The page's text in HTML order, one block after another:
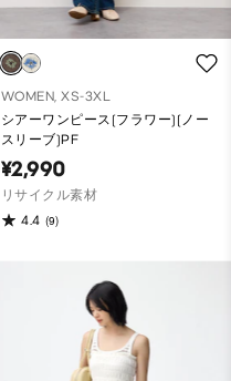
WOMEN, XS-3XL
シアーワンピース(フラワー)(ノー
スリーブ)PF
¥2,990
リサイクル素材
4.4 (9)